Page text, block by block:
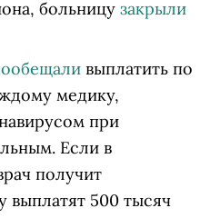
больницу закрыли
выплатить по
медику,
при
Если в
получит
выплатят 500 тысяч